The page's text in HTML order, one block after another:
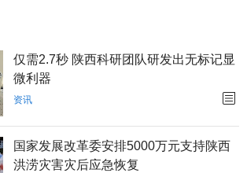
仅需2.7秒 陕西科研团队研发出无标记显
微利器
资讯
国家发展改革委安排5000万元支持陕西
洪涝灾害灾后应急恢复